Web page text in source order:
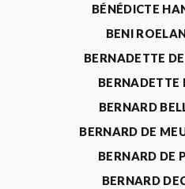
BÉNÉDICTE
BENI
BERNADETTE
BERNADETTE
BERNARD
BERNARD DE
BERNARD DE
BERNARD